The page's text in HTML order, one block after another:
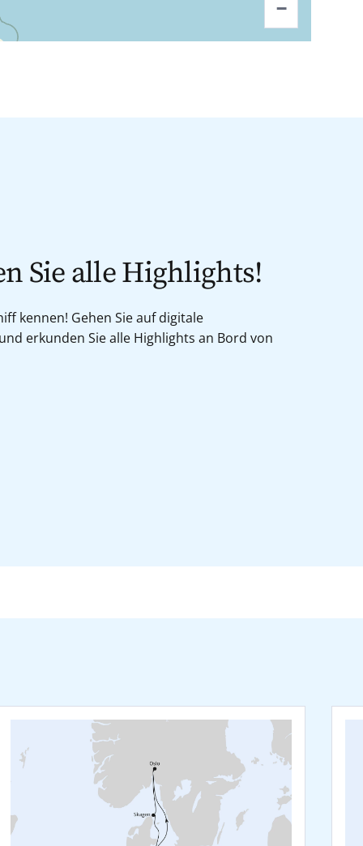
−
Sie alle Highlights!
kennen! Gehen Sie auf digitale
erkunden Sie alle Highlights an Bord von